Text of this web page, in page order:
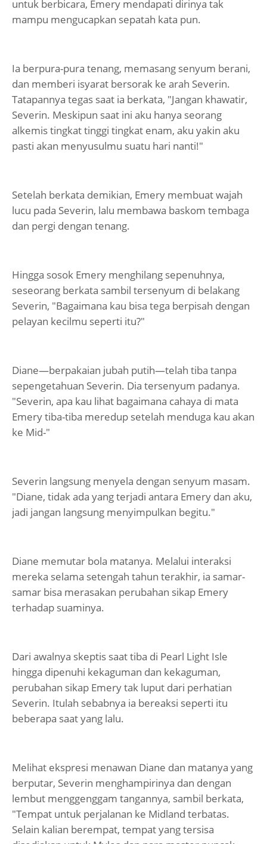
untuk berbicara, Emery mendapati dirinya tak
mampu mengucapkan sepatah kata pun.
Ia berpura-pura tenang, memasang senyum berani,
dan memberi isyarat bersorak ke arah Severin.
Tatapannya tegas saat ia berkata, "Jangan khawatir,
Severin. Meskipun saat ini aku hanya seorang
alkemis tingkat tinggi tingkat enam, aku yakin aku
pasti akan menyusulmu suatu hari nanti!"
Setelah berkata demikian, Emery membuat wajah
lucu pada Severin, lalu membawa baskom tembaga
dan pergi dengan tenang.
Hingga sosok Emery menghilang sepenuhnya,
seseorang berkata sambil tersenyum di belakang
Severin, "Bagaimana kau bisa tega berpisah dengan
pelayan kecilmu seperti itu?"
Diane—berpakaian jubah putih—telah tiba tanpa
sepengetahuan Severin. Dia tersenyum padanya.
"Severin, apa kau lihat bagaimana cahaya di mata
Emery tiba-tiba meredup setelah menduga kau akan
ke Mid-"
Severin langsung menyela dengan senyum masam.
"Diane, tidak ada yang terjadi antara Emery dan aku,
jadi jangan langsung menyimpulkan begitu."
Diane memutar bola matanya. Melalui interaksi
mereka selama setengah tahun terakhir, ia samar-
samar bisa merasakan perubahan sikap Emery
terhadap suaminya.
Dari awalnya skeptis saat tiba di Pearl Light Isle
hingga dipenuhi kekaguman dan kekaguman,
perubahan sikap Emery tak luput dari perhatian
Severin. Itulah sebabnya ia bereaksi seperti itu
beberapa saat yang lalu.
Melihat ekspresi menawan Diane dan matanya yang
berputar, Severin menghampirinya dan dengan
lembut menggenggam tangannya, sambil berkata,
"Tempat untuk perjalanan ke Midland terbatas.
Selain kalian berempat, tempat yang tersisa